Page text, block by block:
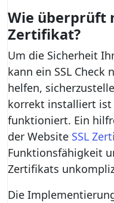
Wie überprüft
Zertifikat?
Um die Sicherheit
kann ein SSL Check
helfen,
korrekt installiert
funktioniert. Ein
der Website SSL
Funktionsfähigkeit
Zertifikats
Die